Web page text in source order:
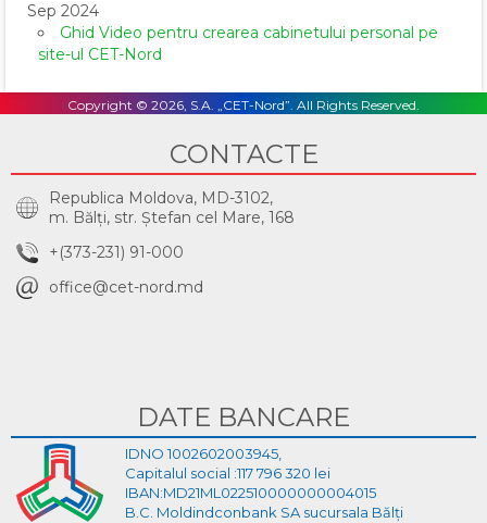
Sep 2024
Ghid Video pentru crearea cabinetului personal pe
site-ul CET-Nord
Copyright © 2026, S.A. „CET-Nord”. All Rights Reserved.
CONTACTE
Republica Moldova, MD-3102,
m. Bălţi, str. Ştefan cel Mare, 168
+(373-231) 91-000
office@cet-nord.md
DATE BANCARE
IDNO 1002602003945,
Capitalul social :117 796 320 lei
IBAN:MD21ML022510000000004015
B.C. Moldindconbank SA sucursala Bălți